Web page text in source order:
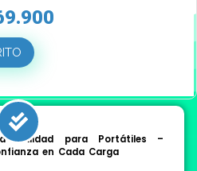
Calidad para Portátiles –
en Cada Carga